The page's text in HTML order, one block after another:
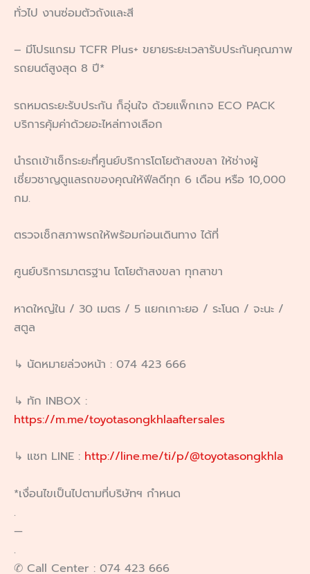
ทั่วไป งานซ่อมตัวถังและสี
– มีโปรแกรม TCFR Plus+ ขยายระยะเวลารับประกันคุณภาพ
รถยนต์สูงสุด 8 ปี*
รถหมดระยะรับประกัน ก็อุ่นใจ ด้วยแพ็กเกจ ECO PACK
บริการคุ้มค่าด้วยอะไหล่ทางเลือก
นำรถเข้าเช็กระยะที่ศูนย์บริการโตโยต้าสงขลา ให้ช่างผู้
เชี่ยวชาญดูแลรถของคุณให้ฟีลดีทุก 6 เดือน หรือ 10,000
กม.
ตรวจเช็กสภาพรถให้พร้อมก่อนเดินทาง ได้ที่
ศูนย์บริการมาตรฐาน โตโยต้าสงขลา ทุกสาขา
หาดใหญ่ใน / 30 เมตร / 5 แยกเกาะยอ / ระโนด / จะนะ /
สตูล
↳ นัดหมายล่วงหน้า : 074 423 666
↳ ทัก INBOX :
https://m.me/toyotasongkhlaaftersales
↳ แชท LINE : http://line.me/ti/p/@toyotasongkhla
*เงื่อนไขเป็นไปตามที่บริษัทฯ กำหนด
.
—
.
✆ Call Center : 074 423 666